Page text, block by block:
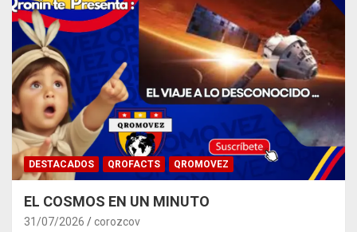
DESTACADOS QROFACTS QROMOVEZ
EL COSMOS EN UN MINUTO
31/07/2026 corozcov